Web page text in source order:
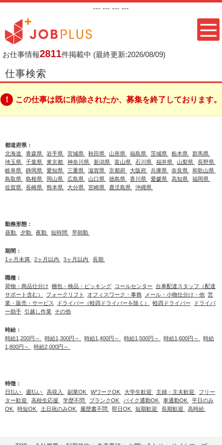
--- --- --- ---
お仕事情報2811件掲載中 (最終更新:2026/08/09)
仕事検索
この仕事は既に削除されたか、募集を終了しております。
都道府県：
北海道
青森県 岩手県 宮城県 秋田県 山形県 福島県 茨城県 栃木県
群馬県
埼玉県
千葉県 東京都 神奈川県 新潟県 富山県 石川県 福井県 山梨県
長野県
岐阜県
静岡県 愛知県 三重県 滋賀県 京都府 大阪府 兵庫県 奈良県
和歌山県
鳥取県
島根県 岡山県 広島県 山口県 徳島県 香川県 愛媛県 高知県
福岡県
佐賀県
長崎県 熊本県 大分県 宮崎県 鹿児島県 沖縄県
勤務形態：
昼勤
夕勤 夜勤 短時間 早朝勤
期間：
1ヶ月未満
2ヶ月以内 3ヶ月以内 長期
職種：
荷物・商品仕分け 梱包・検品・ピッキング コールセンター
台車配達スタッフ（配達
サポート含む）
フォークリフト オフィスワーク・事務 メール・小物仕分け・他 営
業・販売・サービス
ドライバー（軽四ドライバーを除く） 軽四ドライバー
ドライバ
ー助手 引越し作業 その他
時給：
時給1,200円～
時給1,300円～ 時給1,400円～ 時給1,500円～ 時給1,600円～
時給
1,800円～
時給2,000円～
特徴：
日払い
週払い 高収入 副業OK WワークOK 大学生歓迎 主婦・主夫歓迎
フリー
ター歓迎
高校生応援 学歴不問 ブランクOK バイク通勤OK 車通勤OK
平日のみ
OK
時短OK 土日祝のみOK 履歴書不問 即日OK 短期歓迎 長期歓迎 高時給